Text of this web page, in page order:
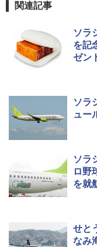
[
￥-
関連記事
ソラ
を記
ゼン
ソラ
ュー
ソラ
ロ野
を就
せと
なみ